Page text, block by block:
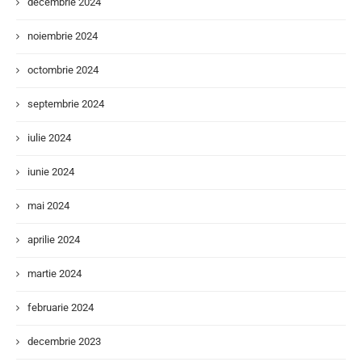
noiembrie 2024
octombrie 2024
septembrie 2024
iulie 2024
iunie 2024
mai 2024
aprilie 2024
martie 2024
februarie 2024
decembrie 2023